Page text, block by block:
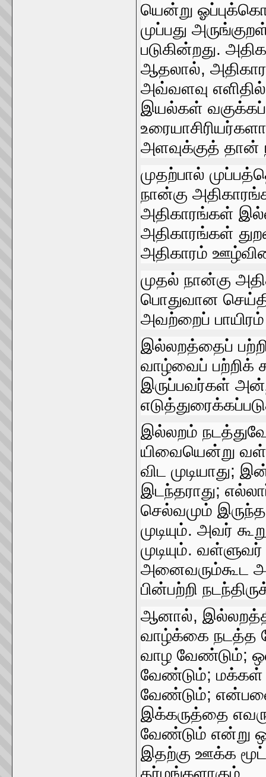
யென்று
முப்பது
படுகின்றது.
ஆதலால்‌,
அவ்வளவு எளிதில்‌
இயல்கள்‌
அளவுக்குத்‌ தான்‌
முதற்பால்‌
நான்கு
அதிகாரங்கள்‌
அதிகாரங்கள்‌
அதிகாரம்‌
முதல்‌ நான்கு
பொதுவான
அவற்றைப்‌
இல்லறத்தைப்‌
வாழ்வைப்‌ பற்றிக்‌
இருப்பவர்கள்‌
இல்லறம்‌
யிவையென்று
விட முடியாது;
இடந்தராது;
செல்வமும்‌
முடியும்‌. அவர்‌
முடியும்‌.
அனைவரும்கூட
பின்பற்றி
ஆனால்‌,
வாழ்க்கை நடத்த
வாழ வேண்டும்‌;
வேண்டும்‌;
வேண்டும்‌;
இக்கருத்தை
வேண்டும்‌ என்று
இதற்கு ஊக்க
தர்மங்‌களாகும்‌...